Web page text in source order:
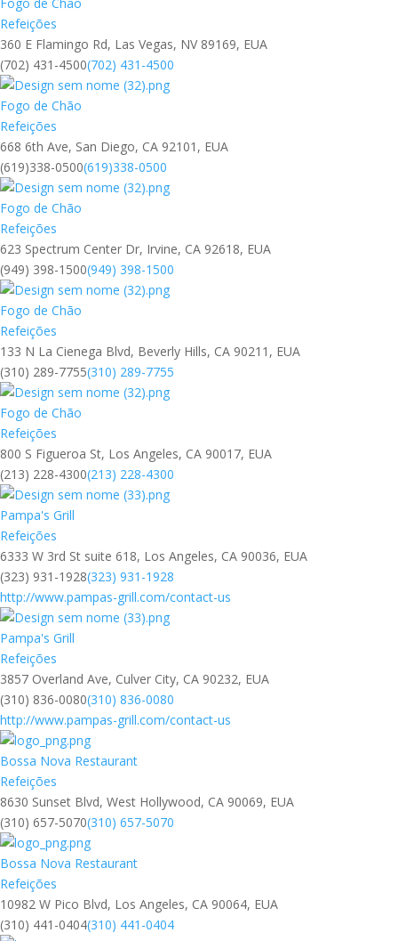
Refeições
360 E Flamingo Rd, Las Vegas, NV 89169, EUA
(702) 431-4500(702) 431-4500
Fogo de Chão
Refeições
668 6th Ave, San Diego, CA 92101, EUA
(619)338-0500(619)338-0500
Fogo de Chão
Refeições
623 Spectrum Center Dr, Irvine, CA 92618, EUA
(949) 398-1500(949) 398-1500
Fogo de Chão
Refeições
133 N La Cienega Blvd, Beverly Hills, CA 90211, EUA
(310) 289-7755(310) 289-7755
Fogo de Chão
Refeições
800 S Figueroa St, Los Angeles, CA 90017, EUA
(213) 228-4300(213) 228-4300
Pampa's Grill
Refeições
6333 W 3rd St suite 618, Los Angeles, CA 90036, EUA
(323) 931-1928(323) 931-1928
http://www.pampas-grill.com/contact-us
Pampa's Grill
Refeições
3857 Overland Ave, Culver City, CA 90232, EUA
(310) 836-0080(310) 836-0080
http://www.pampas-grill.com/contact-us
Bossa Nova Restaurant
Refeições
8630 Sunset Blvd, West Hollywood, CA 90069, EUA
(310) 657-5070(310) 657-5070
Bossa Nova Restaurant
Refeições
10982 W Pico Blvd, Los Angeles, CA 90064, EUA
(310) 441-0404(310) 441-0404